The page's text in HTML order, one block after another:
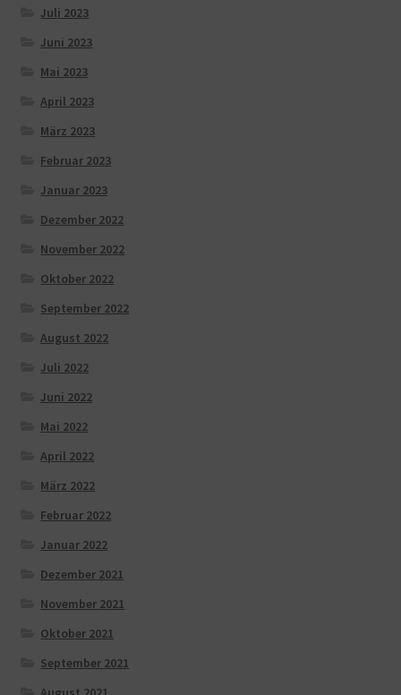
Juli 2023
Juni 2023
Mai 2023
April 2023
März 2023
Februar 2023
Januar 2023
Dezember 2022
November 2022
Oktober 2022
September 2022
August 2022
Juli 2022
Juni 2022
Mai 2022
April 2022
März 2022
Februar 2022
Januar 2022
Dezember 2021
November 2021
Oktober 2021
September 2021